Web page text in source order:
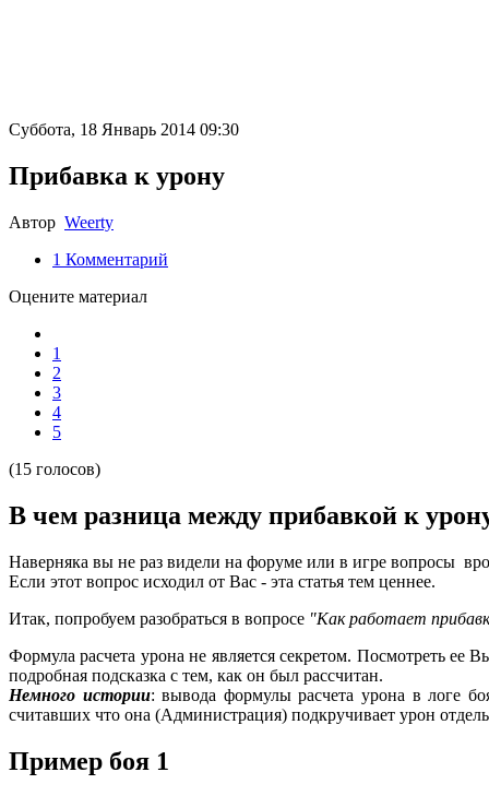
Суббота, 18 Январь 2014 09:30
Прибавка к урону
Автор Weerty
1 Комментарий
Оцените материал
1
2
3
4
5
(15 голосов)
В чем разница между прибавкой к
Наверняка вы не раз видели на форуме или в игре вопросы
Если этот вопрос исходил от Вас - эта статья тем ценнее.
Итак, попробуем разобраться в вопросе "Как работает
Формула расчета урона не является секретом. Посмотреть
подробная подсказка с тем, как он был рассчитан.
Немного истории: вывода формулы расчета урона в логе
считавших что она (Администрация) подкручивает урон
Пример боя 1